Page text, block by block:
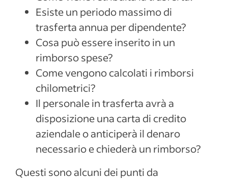
Esiste un periodo massimo di
trasferta annua per dipendente?
Cosa può essere inserito in un
rimborso spese?
Come vengono calcolati i rimborsi
chilometrici?
Il personale in trasferta avrà a
disposizione una carta di credito
aziendale o anticiperà il denaro
necessario e chiederà un rimborso?
Questi sono alcuni dei punti da